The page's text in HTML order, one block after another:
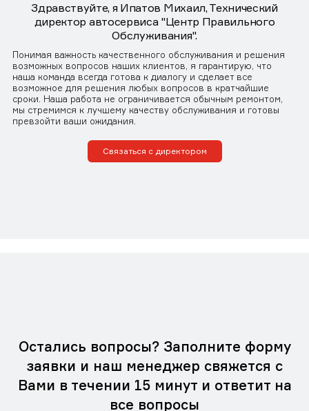
Здравствуйте, я Ипатов Михаил, Технический
директор автосервиса "Центр Правильного
Обслуживания".
Понимая важность качественного обслуживания и решения
возможных вопросов наших клиентов, я гарантирую, что
наша команда всегда готова к диалогу и сделает все
возможное для решения любых вопросов в кратчайшие
сроки. Наша работа не ограничивается обычным ремонтом,
мы стремимся к лучшему качеству обслуживания и готовы
превзойти ваши ожидания.
Связаться с директором
Остались вопросы? Заполните форму
заявки и наш менеджер свяжется с
Вами в течении 15 минут и ответит на
все вопросы